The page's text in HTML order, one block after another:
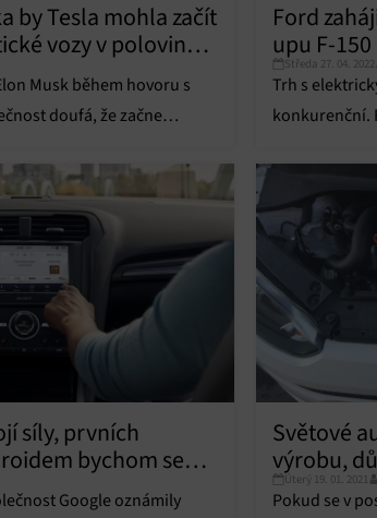
by Tesla mohla začít
vozy v polovině
Musk během hovoru s
doufá, že začne
roku.“
Ford
upu F-
Středa 27. 04. 2022
Trh s
konkurenční.
síly, prvních
bychom se
2023Google oznámily
Světové
výrobu,
Úterý 19. 01. 2021
Pokud se v